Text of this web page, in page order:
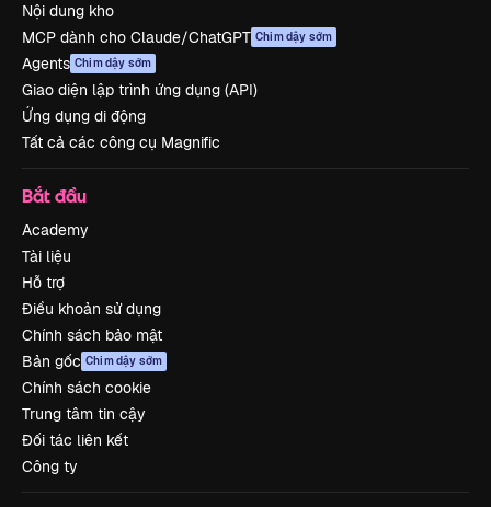
Nội dung kho
MCP dành cho Claude/ChatGPT Chim dậy sớm
Agents Chim dậy sớm
Giao diện lập trình ứng dụng (API)
Ứng dụng di động
Tất cả các công cụ Magnific
Bắt đầu
Academy
Tài liệu
Hỗ trợ
Điều khoản sử dụng
Chính sách bảo mật
Bản gốc Chim dậy sớm
Chính sách cookie
Trung tâm tin cậy
Đối tác liên kết
Công ty